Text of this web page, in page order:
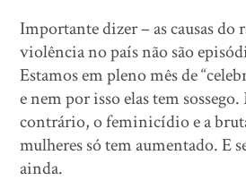
Importante dizer – as causas do
violência no país não são
Estamos em pleno mês de
e nem por isso elas tem
contrário, o feminicídio e a
mulheres só tem aumentado. E
ainda.